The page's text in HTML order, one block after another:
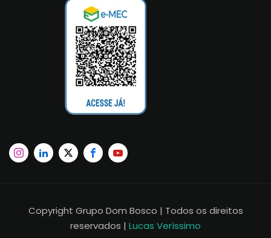
Copyright Grupo Dom Bosco | Todos os direitos
reservados | Lucas Veríssimo